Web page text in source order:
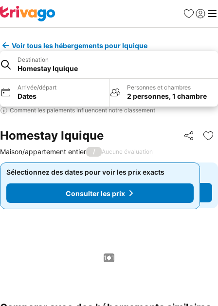
Favoris
Se
Voir tous les hébergements pour Iquique
Destination
Homestay Iquique
Arrivée/départ
Dates
Personnes et chambres
2 personnes, 1 chambre
Comment les paiements influencent notre classement
Homestay Iquique Partager
Maison/appartement entier / Aucune évaluation
Sélectionnez des dates pour voir les prix exacts
Consulter les prix
Sélectionnez des dates pour voir les prix exacts
Consulter les prix
1 / 1